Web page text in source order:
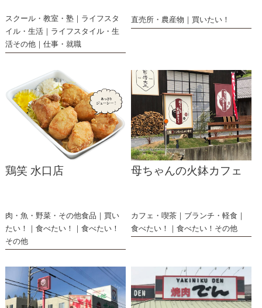
スクール・教室・塾
ライフスタ
イル・生活
ライフスタイル・生
活その他
仕事・就職
直売所・農産物 買いたい！
鶏笑 水口店
肉・魚・野菜・その他食品
買い
たい！
食べたい！
食べたい！
その他
母ちゃんの火鉢カフェ
カフェ・喫茶
ブランチ・軽食
食べたい！
食べたい！その他